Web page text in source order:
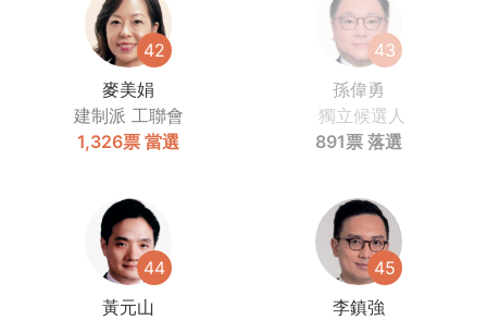
42
麥美娟
建制派 工聯會
1,326票 當選
43
孫偉勇
獨立候選人
891票 落選
44
黃元山
45
李鎮強